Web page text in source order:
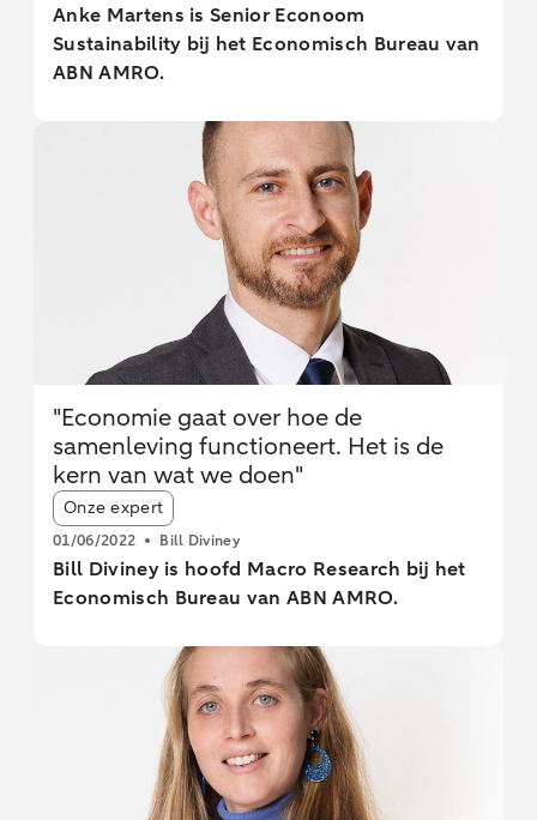
Anke Martens is Senior Econoom
Sustainability bij het Economisch Bureau van
ABN AMRO.
"Economie gaat over hoe de
samenleving functioneert. Het is de
kern van wat we doen"
Article tags:
Onze expert
01/06/2022 Bill Diviney
Bill Diviney is hoofd Macro Research bij het
Economisch Bureau van ABN AMRO.